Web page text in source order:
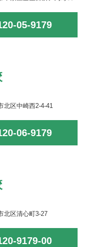
05-9179
北区中崎西2-4-41
06-9179
北区清心町3-27
9179-00